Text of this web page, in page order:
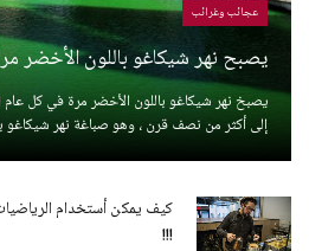
عجائب وغرائب
يصبح نهر شيكاغو باللون الأخضر
يصبخ نهر شيكاغو باللون الأخضر مرة في كل عام
إلى أكثر من نصف قرن ، وهو صباغة نهر شيكاغو
كيف يمكن أستخدام
!!!